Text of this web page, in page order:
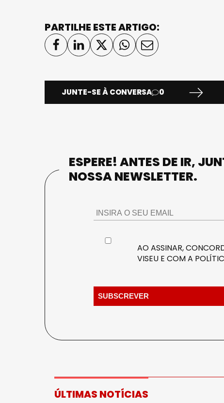
PARTILHE ESTE ARTIGO:
JUNTE-SE À CONVERSA 0
ESPERE! ANTES DE IR,
NOSSA NEWSLETTER.
AO ASSINAR,
VISEU E COM A
ÚLTIMAS NOTÍCIAS